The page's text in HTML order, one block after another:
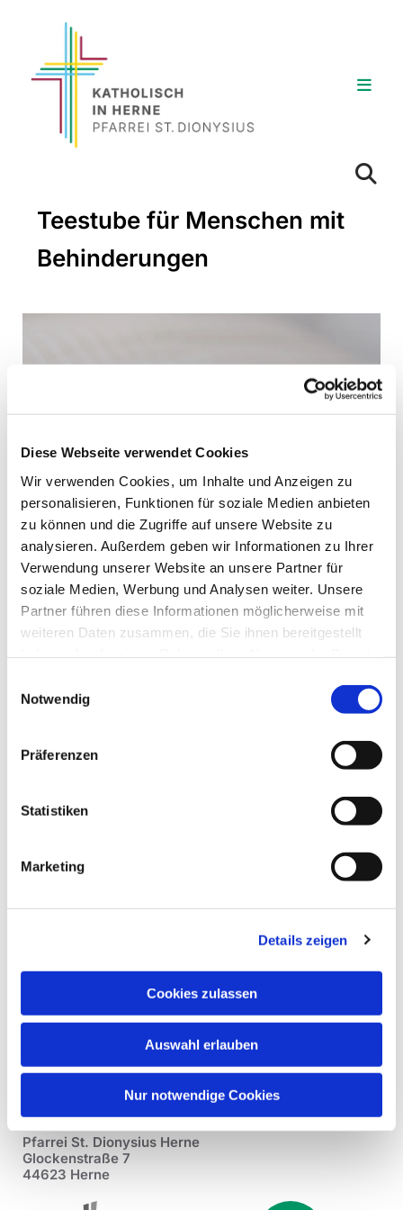
Diese Webseite verwendet Cookies
Wir verwenden Cookies, um Inhalte und Anzeigen zu
personalisieren, Funktionen für soziale Medien anbieten
zu können und die Zugriffe auf unsere Website zu
analysieren. Außerdem geben wir Informationen zu Ihrer
Verwendung unserer Website an unsere Partner für
soziale Medien, Werbung und Analysen weiter. Unsere
Partner führen diese Informationen möglicherweise mit
weiteren Daten zusammen, die Sie ihnen bereitgestellt
Notwendig
Präferenzen
Statistiken
Marketing
Details zeigen
Cookies zulassen
Auswahl erlauben
Nur notwendige Cookies
Teestube für Menschen mit
Behinderungen
Dienstag, 18. Mai 2027, 18:00 Uhr
Pfarrei St. Dionysius Herne
Glockenstraße 7
44623 Herne